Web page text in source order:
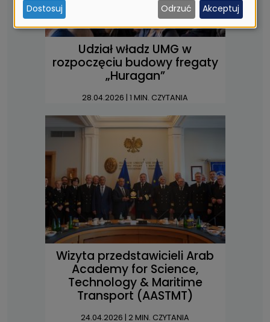
Udział władz UMG w
rozpoczęciu budowy fregaty
„Huragan”
28.04.2026 | 1 MIN. CZYTANIA
Wizyta przedstawicieli Arab
Academy for Science,
Technology & Maritime
Transport (AASTMT)
24.04.2026 | 2 MIN. CZYTANIA
ciasteczek
Dostosuj Odrzuć Akceptuj